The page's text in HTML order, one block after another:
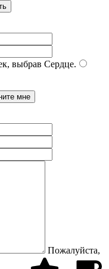
выбрав Сердце.
Пожалуйста,